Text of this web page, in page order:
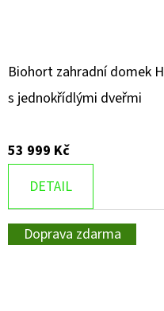
Biohort zahradní domek
s jednokřídlými dveřmi
53 999 Kč
DETAIL
Doprava zdarma